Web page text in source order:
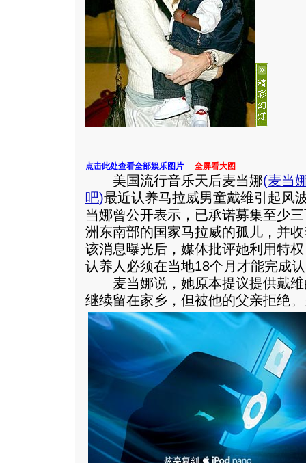
点击此处查看全部娱乐图片 全屏看大图
美国流行音乐天后麦当娜(麦当
吧)最近认养马拉威男童戴维引起风
当娜曾公开表示，已承诺募集至少
洲东南部的国家马拉威的孤儿，并
该消息曝光后，媒体批评她利用特
认养人必须在当地18个月才能完成
麦当娜说，她原本提议提供戴维
继续留在家乡，但被他的父亲拒绝。